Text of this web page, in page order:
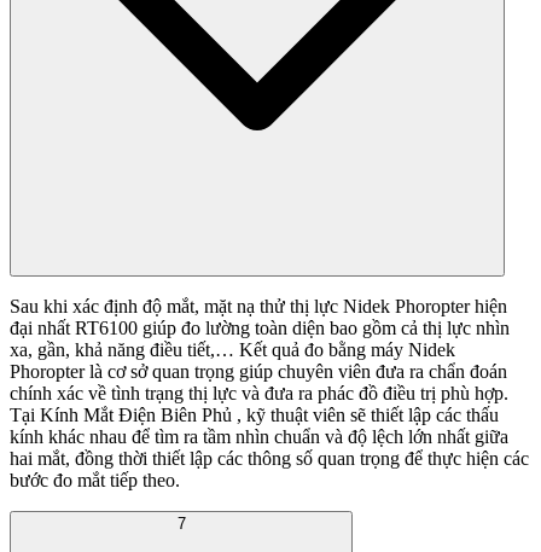
Sau khi xác định độ mắt, mặt nạ thử thị lực Nidek Phoropter hiện
đại nhất RT6100 giúp đo lường toàn diện bao gồm cả thị lực nhìn
xa, gần, khả năng điều tiết,… Kết quả đo bằng máy Nidek
Phoropter là cơ sở quan trọng giúp chuyên viên đưa ra chẩn đoán
chính xác về tình trạng thị lực và đưa ra phác đồ điều trị phù hợp.
Tại Kính Mắt Điện Biên Phủ , kỹ thuật viên sẽ thiết lập các thấu
kính khác nhau để tìm ra tầm nhìn chuẩn và độ lệch lớn nhất giữa
hai mắt, đồng thời thiết lập các thông số quan trọng để thực hiện các
bước đo mắt tiếp theo.
7